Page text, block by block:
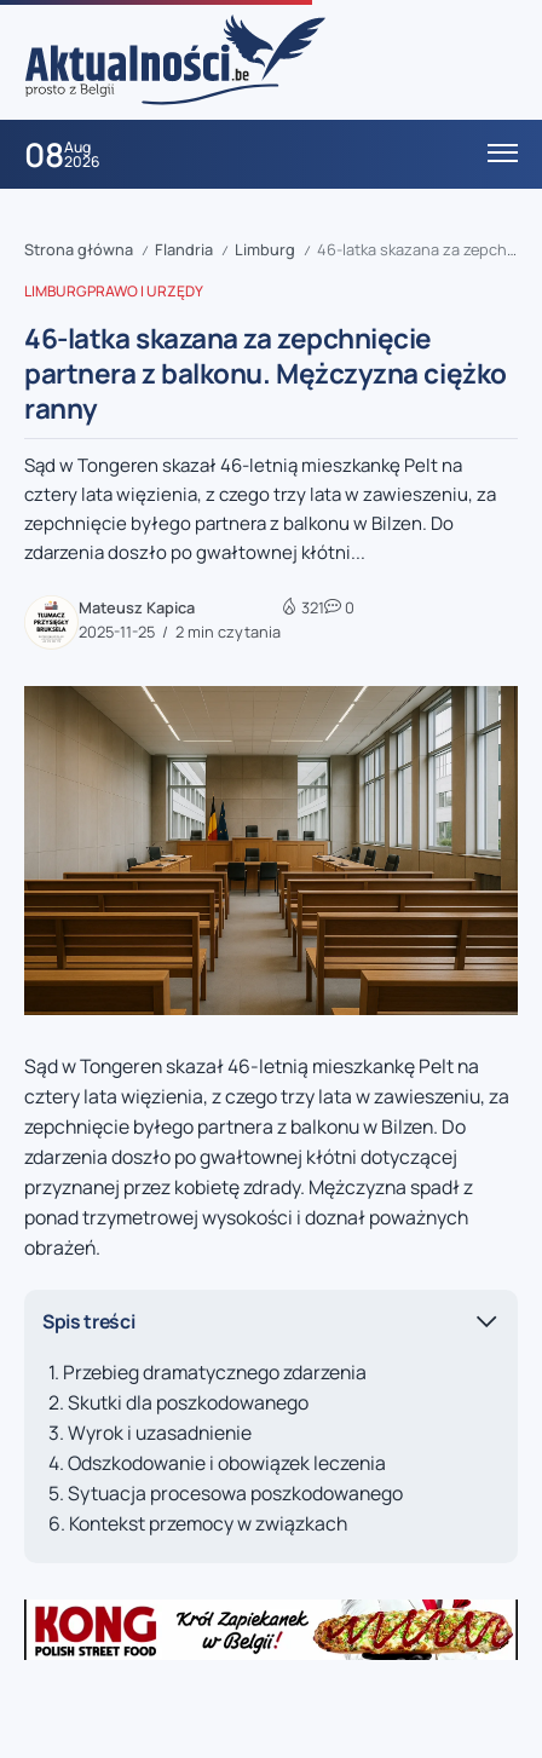
08Aug
2026
Strona główna / Flandria / Limburg / 46-latka skazana za zepchnięcie partnera z balkonu. Mężczyzna ciężko ranny
LIMBURGPRAWO I URZĘDY
46-latka skazana za zepchnięcie
partnera z balkonu. Mężczyzna ciężko
ranny
Sąd w Tongeren skazał 46-letnią mieszkankę Pelt na
cztery lata więzienia, z czego trzy lata w zawieszeniu, za
zepchnięcie byłego partnera z balkonu w Bilzen. Do
zdarzenia doszło po gwałtownej kłótni...
Mateusz Kapica
2025-11-25
2 min czytania
321 0
Sąd w Tongeren skazał 46-letnią mieszkankę Pelt na
cztery lata więzienia, z czego trzy lata w zawieszeniu, za
zepchnięcie byłego partnera z balkonu w Bilzen. Do
zdarzenia doszło po gwałtownej kłótni dotyczącej
przyznanej przez kobietę zdrady. Mężczyzna spadł z
ponad trzymetrowej wysokości i doznał poważnych
obrażeń.
Spis treści
Przebieg dramatycznego zdarzenia
Skutki dla poszkodowanego
Wyrok i uzasadnienie
Odszkodowanie i obowiązek leczenia
Sytuacja procesowa poszkodowanego
Kontekst przemocy w związkach